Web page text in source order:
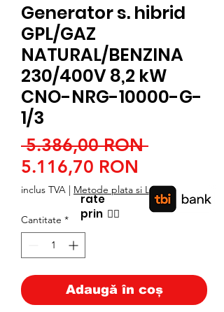
Generator s. hibrid
GPL/GAZ
NATURAL/BENZINA
230/400V 8,2 kW
CNO-NRG-10000-G-
1/3
5.386,00 RON Preț
5.116,70 RON
redus
inclus TVA | Metode plata si Livrare
Cantitate *
Adaugă în coș
rate
prin 👉🏿